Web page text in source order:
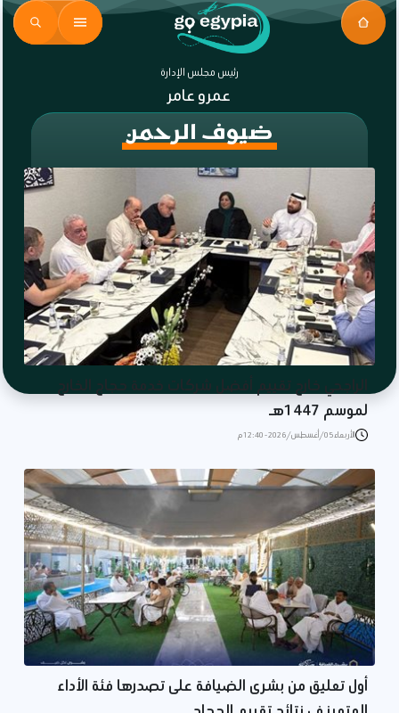
رئيس مجلس الإدارة
عمرو عامر
ضيوف الرحمن
الراجحي خارج تقييم أفضل شركات خدمة حجاج الخارج
لموسم 1447هـ
الأربعاء 05/أغسطس/2026 - 12:40 م
أول تعليق من بشرى الضيافة على تصدرها فئة الأداء